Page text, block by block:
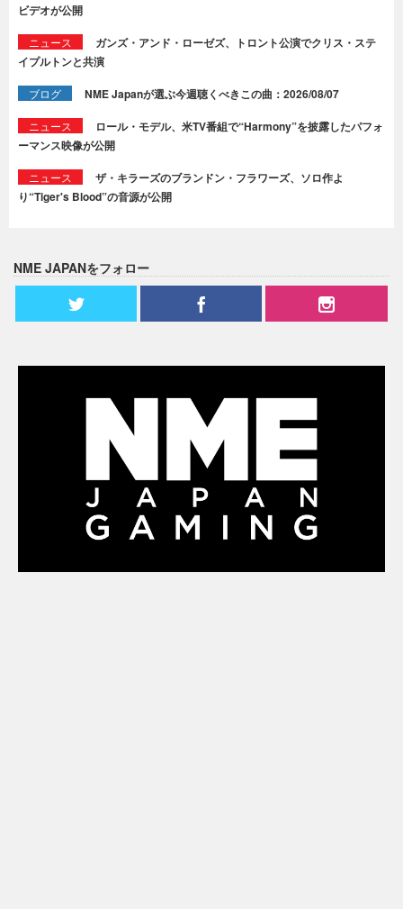
ビデオが公開
ニュース
ガンズ・アンド・ローゼズ、トロント公演でクリス・ステ
イプルトンと共演
ブログ NME Japanが選ぶ今週聴くべきこの曲：2026/08/07
ニュース
ロール・モデル、米TV番組で“Harmony”を披露したパフォ
ーマンス映像が公開
ニュース
ザ・キラーズのブランドン・フラワーズ、ソロ作よ
り“Tiger's Blood”の音源が公開
NME JAPANをフォロー